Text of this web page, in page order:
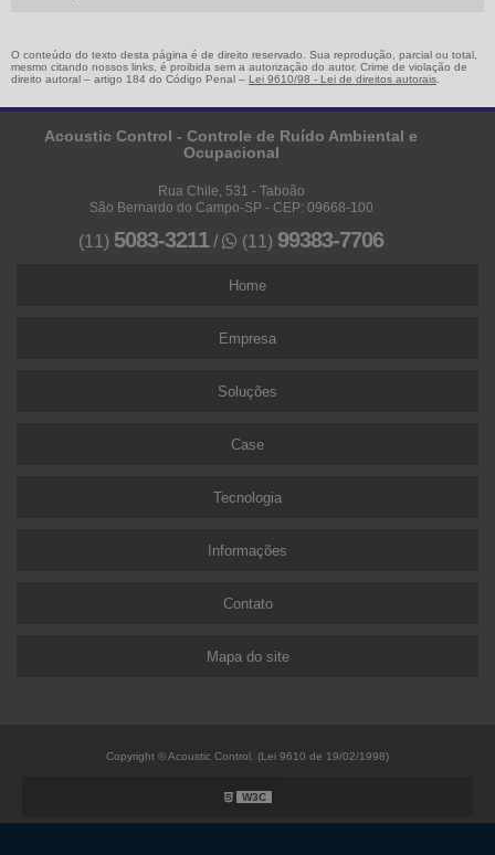
O conteúdo do texto desta página é de direito reservado. Sua reprodução, parcial ou total,
mesmo citando nossos links, é proibida sem a autorização do autor. Crime de violação de
direito autoral – artigo 184 do Código Penal – Lei 9610/98 - Lei de direitos autorais
Acoustic Control - Controle de Ruído Ambiental e
Ocupacional
Rua Chile, 531 - Taboão
São Bernardo do Campo-SP - CEP: 09668-100
(11) 5083-3211/ (11) 99383-7706
Home
Empresa
Soluções
Case
Tecnologia
Informações
Contato
Mapa do site
Copyright © Acoustic Control. (Lei 9610 de 19/02/1998)
W3C